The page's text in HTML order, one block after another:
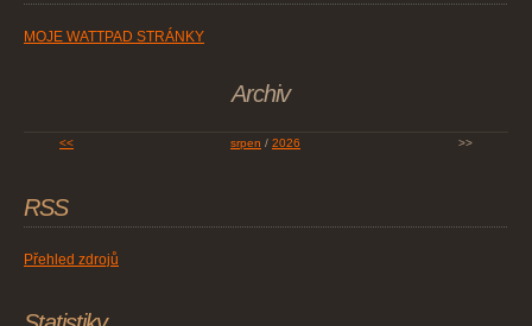
MOJE WATTPAD STRÁNKY
Archiv
<< srpen / 2026 >>
RSS
Přehled zdrojů